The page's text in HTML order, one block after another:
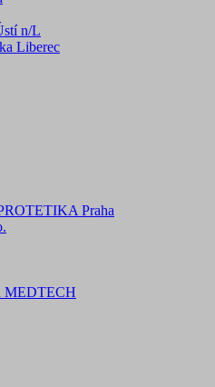
n/L
Liberec
Praha
MEDTECH